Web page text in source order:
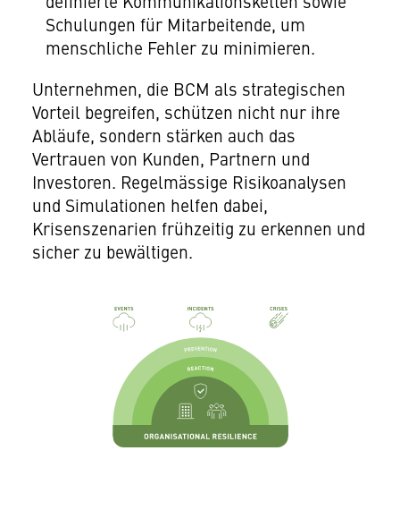
Schulungen für Mitarbeitende, um
menschliche Fehler zu minimieren.
Unternehmen, die BCM als strategischen
Vorteil begreifen, schützen nicht nur ihre
Abläufe, sondern stärken auch das
Vertrauen von Kunden, Partnern und
Investoren. Regelmässige Risikoanalysen
und Simulationen helfen dabei,
Krisenszenarien frühzeitig zu erkennen und
sicher zu bewältigen.